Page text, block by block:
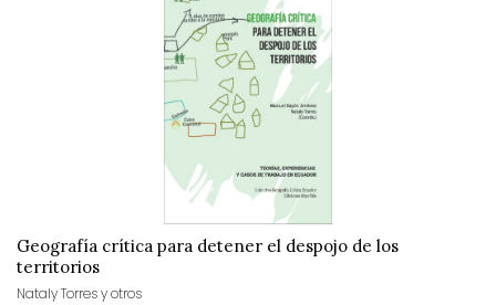
Geografía crítica para detener el despojo de los
territorios
Nataly Torres y otros